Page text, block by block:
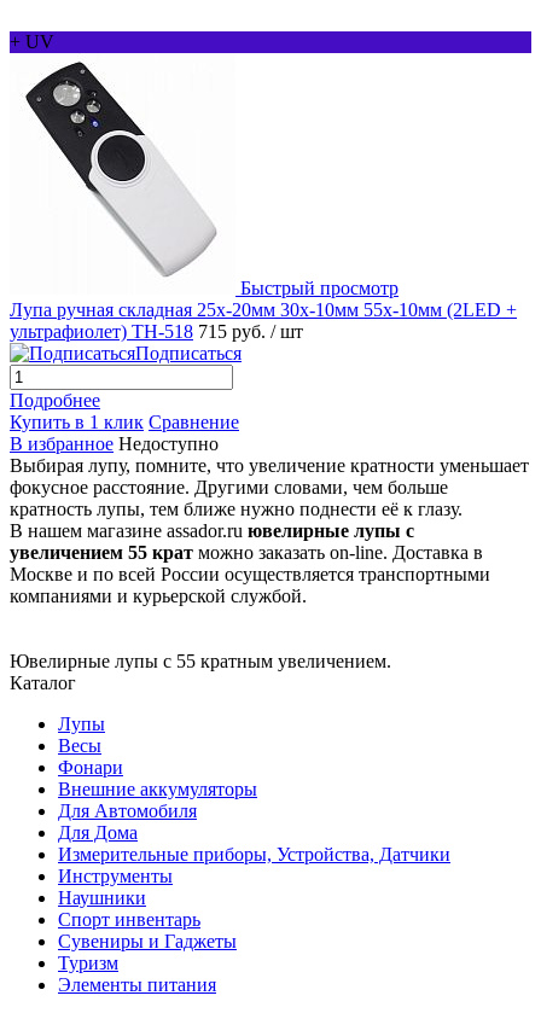
+ UV
Быстрый просмотр
Лупа ручная складная 25x-20мм 30x-10мм 55x-10мм (2LED +
ультрафиолет) TH-518 715 руб. / шт
Подписаться
Подробнее
Купить в 1 клик Сравнение
В избранное Недоступно
Выбирая лупу, помните, что увеличение кратности уменьшает
фокусное расстояние. Другими словами, чем больше
кратность лупы, тем ближе нужно поднести её к глазу.
В нашем магазине assador.ru ювелирные лупы с
увеличением 55 крат можно заказать on-line. Доставка в
Москве и по всей России осуществляется транспортными
компаниями и курьерской службой.
Ювелирные лупы с 55 кратным увеличением.
Каталог
Лупы
Весы
Фонари
Внешние аккумуляторы
Для Автомобиля
Для Дома
Измерительные приборы, Устройства, Датчики
Инструменты
Наушники
Спорт инвентарь
Сувениры и Гаджеты
Туризм
Элементы питания